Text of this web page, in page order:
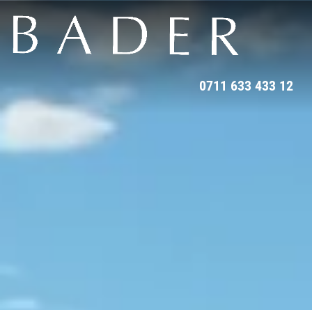
0711 633 433 12